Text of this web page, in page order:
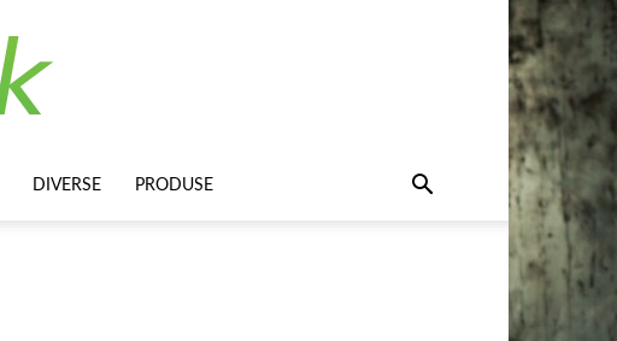
DIVERSE PRODUSE